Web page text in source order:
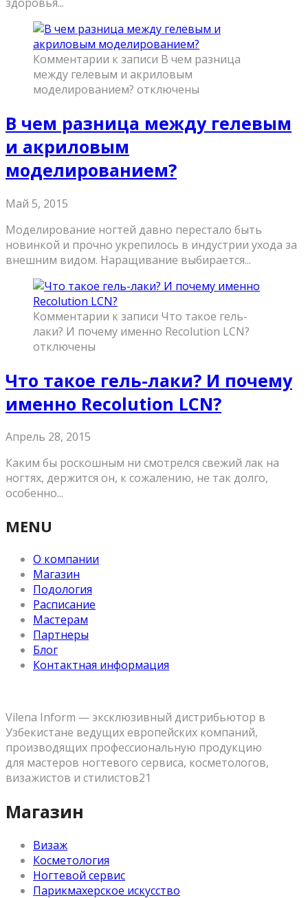
Комментарии к записи В чем разница
между гелевым и акриловым
моделированием? отключены
В чем разница между гелевым
и акриловым
моделированием?
Май 5, 2015
Моделирование ногтей давно перестало быть
новинкой и прочно укрепилось в индустрии ухода за
внешним видом. Наращивание выбирается...
Комментарии к записи Что такое гель-
лаки? И почему именно Recolution LCN?
отключены
Что такое гель-лаки? И почему
именно Recolution LCN?
Апрель 28, 2015
Каким бы роскошным ни смотрелся свежий лак на
ногтях, держится он, к сожалению, не так долго,
особенно...
MENU
О компании
Магазин
Подология
Расписание
Мастерам
Партнеры
Блог
Контактная информация
Vilena Inform — эксклюзивный дистрибьютор в
Узбекистане ведущих европейских компаний,
производящих профессиональную продукцию
для мастеров ногтевого сервиса, косметологов,
визажистов и стилистов21
Магазин
Визаж
Косметология
Ногтевой сервис
Парикмахерское искусство